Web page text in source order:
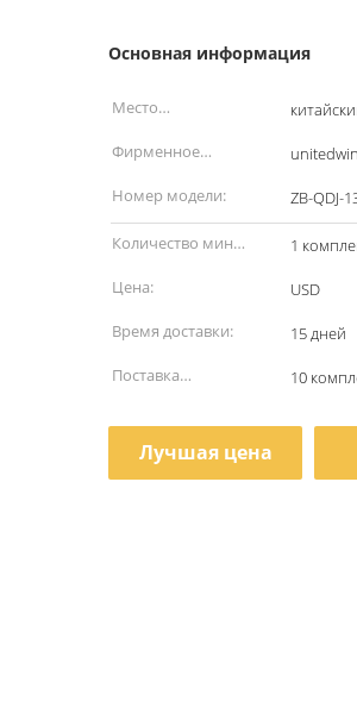
Основная информация
Место
происхождения:
Фирменное
наименование:
unitedwin
Номер модели:
ZB-QDJ-
Количество мин
заказа:
1
Цена:
USD
Время доставки:
15 дней
Поставка
10
Лучшая цена